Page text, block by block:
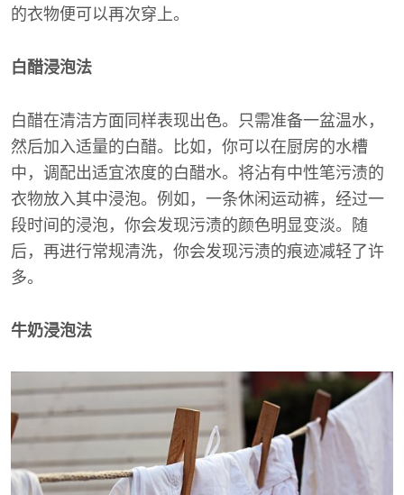
的衣物便可以再次穿上。
白醋浸泡法
白醋在清洁方面同样表现出色。只需准备一盆温水，
然后加入适量的白醋。比如，你可以在厨房的水槽
中，调配出适宜浓度的白醋水。将沾有中性笔污渍的
衣物放入其中浸泡。例如，一条休闲运动裤，经过一
段时间的浸泡，你会发现污渍的颜色明显变淡。随
后，再进行常规清洗，你会发现污渍的痕迹减轻了许
多。
牛奶浸泡法